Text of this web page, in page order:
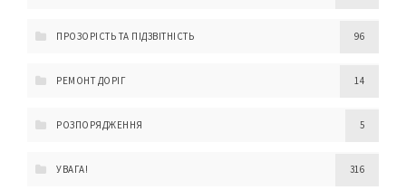
ПРОЗОРІСТЬ ТА ПІДЗВІТНІСТЬ 96
РЕМОНТ ДОРІГ 14
РОЗПОРЯДЖЕННЯ 5
УВАГА! 316